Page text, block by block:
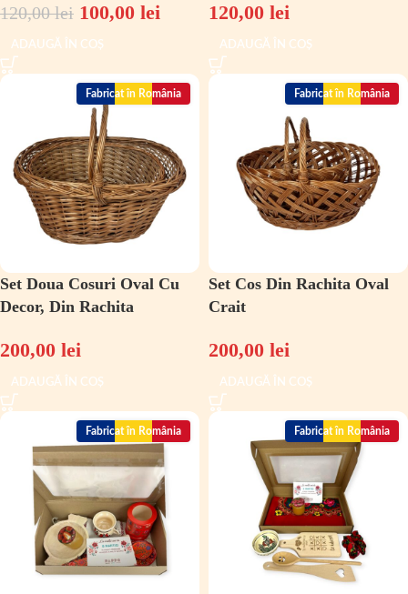
120,00lei 100,00 lei
ADAUGĂ ÎN COȘ
120,00 lei
ADAUGĂ ÎN COȘ
Fabricat în România
Set Doua Cosuri Oval Cu
Decor, Din Rachita
200,00 lei
ADAUGĂ ÎN COȘ
Fabricat în România
Set Cos Din Rachita Oval
Crait
200,00 lei
ADAUGĂ ÎN COȘ
Fabricat în România Fabricat în România